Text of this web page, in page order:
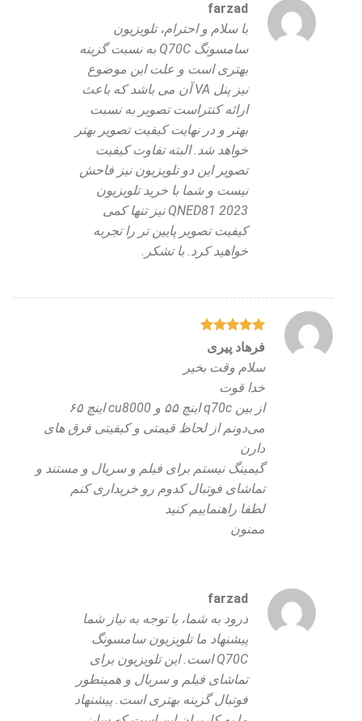
farzad
با سلام و احترام، تلویزیون
سامسونگ Q70C به نسبت گزینه
بهتری است و علت این موضوع
نیز پنل VA آن می باشد که باعث
ارائه کنتراست تصویر به نسبت
بهتر و در نهایت کیفیت تصویر بهتر
خواهد شد. البته تفاوت کیفیت
تصویر این دو تلویزیون نیز فاحش
نیست و شما با خرید تلویزیون
QNED81 2023 نیز تنها کمی
کیفیت تصویر پایین تر را تجربه
خواهید کرد. با تشکر.
نمره
از
فرهاد پیری
سلام وقت بخیر
خدا قوت
از بین q70c اینچ ۵۵ و cu8000 اینچ ۶۵
می‌دونم از لحاظ قیمتی و کیفیتی فرق های
دارن
گیمینگ نیستم برای فیلم و سریال و مستند و
تماشای فوتبال کدوم رو خریداری کنم
لطفا راهنماییم کنید
ممنون
farzad
درود به شما، با توجه به نیاز شما
پیشنهاد ما تلویزیون سامسونگ
Q70C است. این تلویزیون برای
تماشای فیلم و سریال و همینطور
فوتبال گزینه بهتری است. پیشنهاد